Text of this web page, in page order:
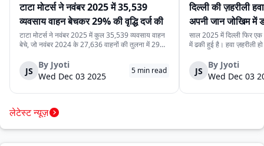
टाटा मोटर्स ने नवंबर 2025 में 35,539
व्यवसाय वाहन बेचकर 29% की वृद्धि दर्ज की
टाटा मोटर्स ने नवंबर 2025 में कुल 35,539 व्यवसाय वाहन
बेचे, जो नवंबर 2024 के 27,636 वाहनों की तुलना में 29%
कंपनी की विविध व्यवसाय वाहन श्रृंखला को दर्शाती है। घरेलू
बिक्री 32,753 वाहन रह...
JS
By Jyoti
Wed Dec 03 2025
5 min read
दिल्ली की ज़हरीली
अपनी जान जोखिम
कर रहे हैं
साल 2025 में दिल्ली फिर
में ढकी हुई है। हवा ज़हरीली
रोज़ाना सड़क पर उतरते हैं।
क्योंकि दिल्ली की रोज़मर्रा...
JS
By Jyoti
Wed Dec 03
लेटेस्ट न्यूज़